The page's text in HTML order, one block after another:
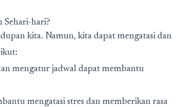
Sehari-hari?
kita. Namun, kita dapat mengatasi dan
mengatur jadwal dapat membantu
mengatasi stres dan memberikan rasa